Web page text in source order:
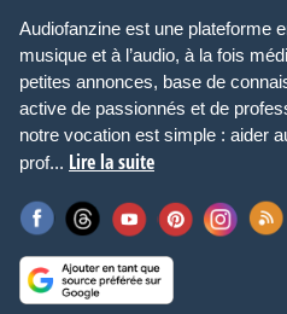
Audiofanzine est une plateforme
musique et à l’audio, à la fois
petites annonces, base de
active de passionnés et de
notre vocation est simple : aider
prof... Lire la suite